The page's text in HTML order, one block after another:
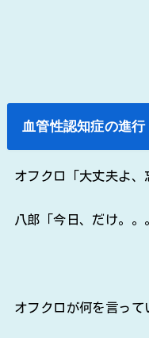
血管性認知症の進行
オフクロ「大丈夫よ、
八郎「今日、だけ。。
オフクロが何を言って